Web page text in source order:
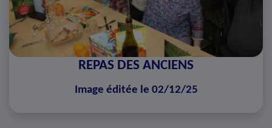
REPAS DES ANCIENS
Image éditée le 02/12/25